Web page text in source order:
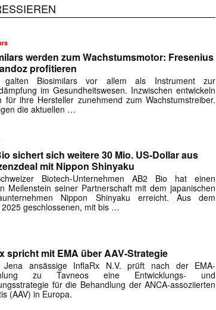
werden zum Wachstumsmotor: Fresenius
profitieren
galten Biosimilars vor allem als Instrument zur
im Gesundheitswesen. Inzwischen entwickeln
für ihre Hersteller zunehmend zum Wachstumstreiber.
die aktuellen …
sichert sich weitere 30 Mio. US-Dollar aus
mit Nippon Shinyaku
Biotech-Unternehmen AB2 Bio hat einen
Meilenstein seiner Partnerschaft mit dem japanischen
Nippon Shinyaku erreicht. Aus dem
2025 geschlossenen, mit bis …
spricht mit EMA über AAV-Strategie
ansässige InflaRx N.V. prüft nach der EMA-
zu Tavneos eine Entwicklungs- und
für die Behandlung der ANCA-assoziierten
(AAV) in Europa.